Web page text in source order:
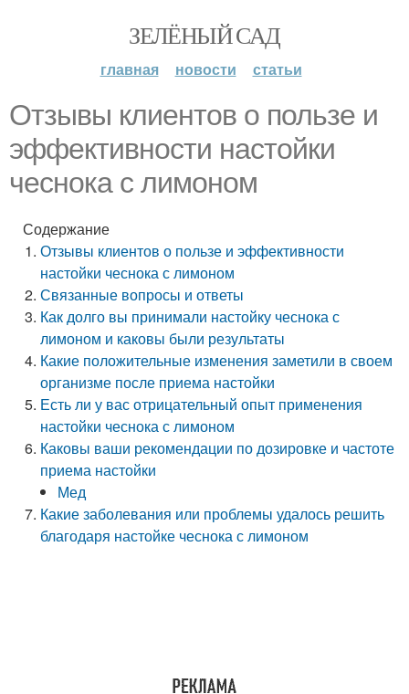
ЗЕЛЁНЫЙ САД
главная новости статьи
Отзывы клиентов о пользе и
эффективности настойки
чеснока с лимоном
Содержание
Отзывы клиентов о пользе и эффективности
настойки чеснока с лимоном
Связанные вопросы и ответы
Как долго вы принимали настойку чеснока с
лимоном и каковы были результаты
Какие положительные изменения заметили в своем
организме после приема настойки
Есть ли у вас отрицательный опыт применения
настойки чеснока с лимоном
Каковы ваши рекомендации по дозировке и частоте
приема настойки
Мед
Какие заболевания или проблемы удалось решить
благодаря настойке чеснока с лимоном